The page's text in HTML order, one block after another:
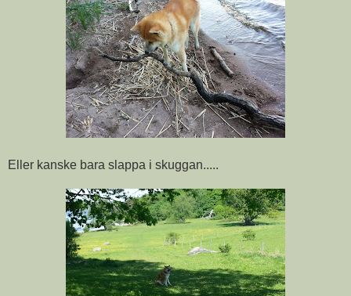
Eller kanske bara slappa i skuggan.....